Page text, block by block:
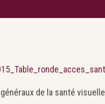
de la santé